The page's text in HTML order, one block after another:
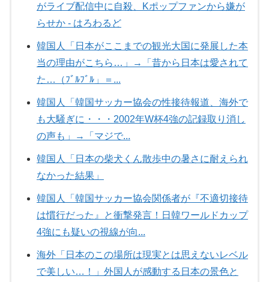
がライブ配信中に自殺、Kポップファンから嫌が
らせか - はろわるど
韓国人「日本がここまでの観光大国に発展した本
当の理由がこちら…」→「昔から日本は愛されて
た…（ﾌﾞﾙﾌﾞﾙ」＝...
韓国人「韓国サッカー協会の性接待報道、海外で
も大騒ぎに・・・2002年W杯4強の記録取り消し
の声も」→「マジで...
韓国人「日本の柴犬くん散歩中の暑さに耐えられ
なかった結果」
韓国人「韓国サッカー協会関係者が『不適切接待
は慣行だった』と衝撃発言！日韓ワールドカップ
4強にも疑いの視線が向...
海外「日本のこの場所は現実とは思えないレベル
で美しい…！」外国人が感動する日本の景色と